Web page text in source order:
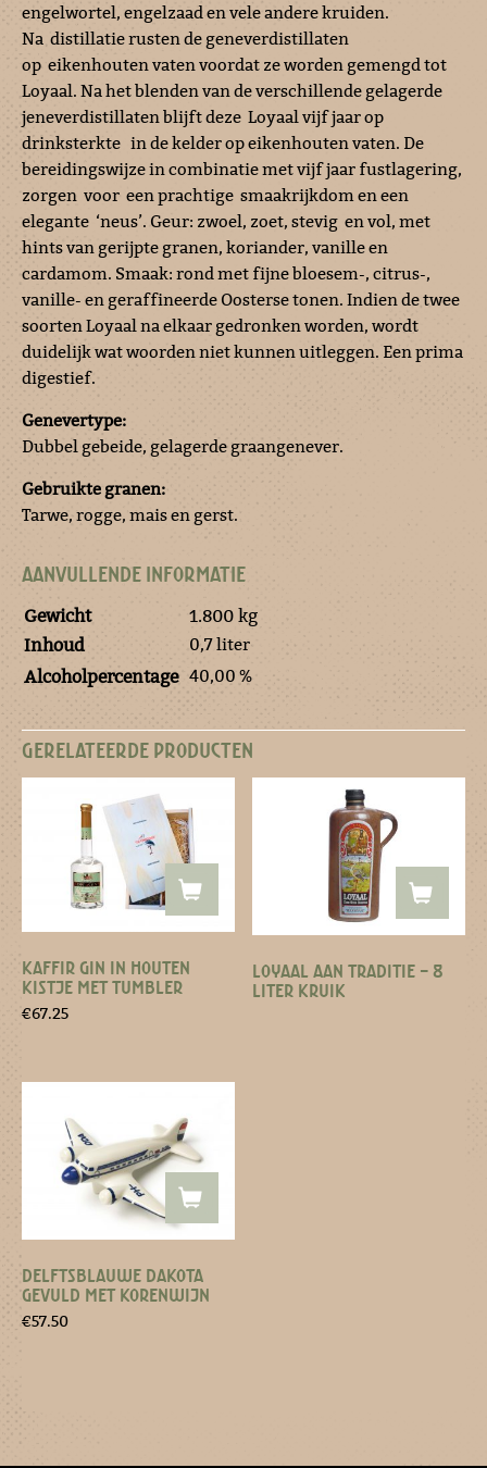
engelwortel, engelzaad en vele andere kruiden.
Na distillatie rusten de geneverdistillaten
op eikenhouten vaten voordat ze worden gemengd tot
Loyaal. Na het blenden van de verschillende gelagerde
jeneverdistillaten blijft deze Loyaal vijf jaar op
drinksterkte in de kelder op eikenhouten vaten. De
bereidingswijze in combinatie met vijf jaar fustlagering,
zorgen voor een prachtige smaakrijkdom en een
elegante ‘neus’. Geur: zwoel, zoet, stevig en vol, met
hints van gerijpte granen, koriander, vanille en
cardamom. Smaak: rond met fijne bloesem-, citrus-,
vanille- en geraffineerde Oosterse tonen. Indien de twee
soorten Loyaal na elkaar gedronken worden, wordt
duidelijk wat woorden niet kunnen uitleggen. Een prima
digestief.
Genevertype:
Dubbel gebeide, gelagerde graangenever.
Gebruikte granen:
Tarwe, rogge, mais en gerst.
AANVULLENDE INFORMATIE
Gewicht
1.800 kg
Inhoud
0,7 liter
Alcoholpercentage 40,00 %
GERELATEERDE PRODUCTEN
KAFFIR GIN IN HOUTEN
KISTJE MET TUMBLER
€67.25
LOYAAL AAN TRADITIE – 8
LITER KRUIK
DELFTSBLAUWE DAKOTA
GEVULD MET KORENWIJN
€57.50